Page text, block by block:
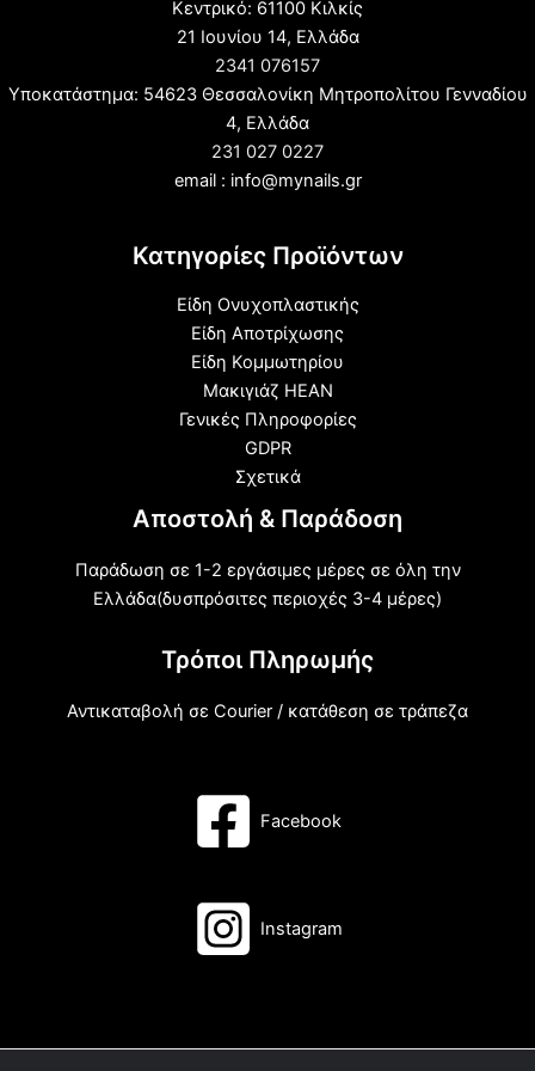
Κεντρικό: 61100 Κιλκίς
21 Ιουνίου 14, Ελλάδα
2341 076157
Υποκατάστημα: 54623 Θεσσαλονίκη Μητροπολίτου Γενναδίου
4, Ελλάδα
231 027 0227
email : info@mynails.gr
Κατηγορίες Προϊόντων
Είδη Ονυχοπλαστικής
Είδη Αποτρίχωσης
Είδη Κομμωτηρίου
Μακιγιάζ HEAN
Γενικές Πληροφορίες
GDPR
Σχετικά
Αποστολή & Παράδοση
Παράδωση σε 1-2 εργάσιμες μέρες σε όλη την
Ελλάδα(δυσπρόσιτες περιοχές 3-4 μέρες)
Τρόποι Πληρωμής
Αντικαταβολή σε Courier / κατάθεση σε τράπεζα
Facebook
Instagram